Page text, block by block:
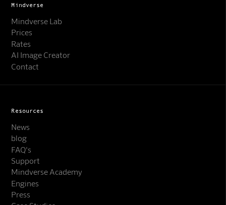
Online · KI-Assistent
Mindverse
Mindverse Lab
Prices
Rates
AI Image Creator
Contact
Resources
News
blog
FAQ's
Support
Mindverse Academy
Engines
Press